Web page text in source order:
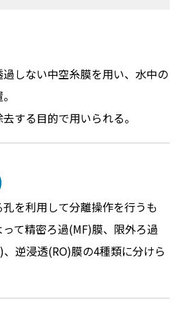
しない中空糸膜を用い、水中の
する目的で用いられる。
を利用して分離操作を行うも
て精密ろ過(MF)膜、限外ろ過
逆浸透(RO)膜の4種類に分けら